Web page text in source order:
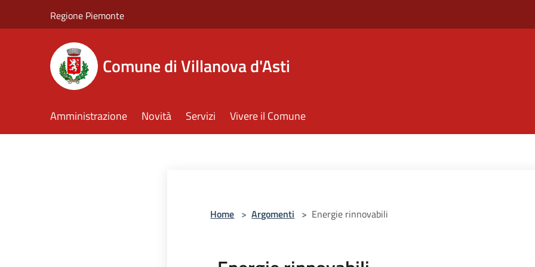
Regione Piemonte
Comune di Villanova d'Asti
Amministrazione Novità Servizi Vivere il Comune
Home > Argomenti > Energie rinnovabili